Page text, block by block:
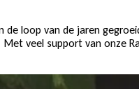
loop van de jaren
veel support van onze